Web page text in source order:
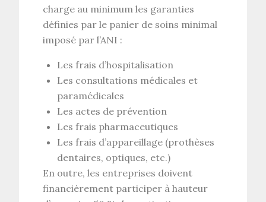
charge au minimum les garanties
définies par le panier de soins minimal
imposé par l’ANI :
Les frais d’hospitalisation
Les consultations médicales et
paramédicales
Les actes de prévention
Les frais pharmaceutiques
Les frais d’appareillage (prothèses
dentaires, optiques, etc.)
En outre, les entreprises doivent
financièrement participer à hauteur